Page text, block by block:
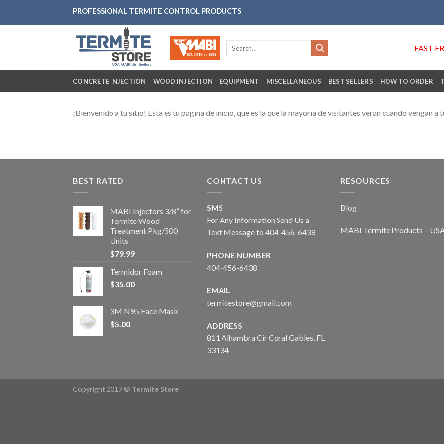
PROFESSIONAL TERMITE CONTROL PRODUCTS
FAST
CONCRETE INJECTION WOOD INJECTION EQUIPMENT MISCELLANEOUS BEST SELLERS HOW TO ORDER
¡Bienvenido a tu sitio! Esta es tu página de inicio, que es la que la mayoría de visitantes verán cuando vengan a
BEST RATED
MABI Injectors 3/8” for
Termite Wood
Treatment Pkg/500
Units
$79.99
Termidor Foam
$35.00
3M N95 Face Mask
$5.00
CONTACT US
SMS
For Any Information Send Us a
Text Message to 404-456-6438
PHONE NUMBER
404-456-6438
EMAIL
termitestore@gmail.com
ADDRESS
811 Alhambra Cir Coral Gables, FL
33134
RESOURCES
Blog
MABI Termite Products –
Copyright 2017 © Termite Store